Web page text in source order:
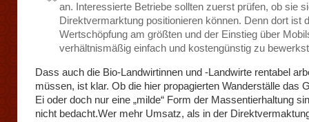
an. Interessierte Betriebe sollten zuerst prüfen, ob sie
Direktvermarktung positionieren können. Denn dort ist
Wertschöpfung am größten und der Einstieg über
verhältnismäßig einfach und kostengünstig zu
Dass auch die Bio-Landwirtinnen und -Landwirte rentabel
müssen, ist klar. Ob die hier propagierten Wanderställe das
Ei oder doch nur eine „milde“ Form der Massentierhaltung
nicht bedacht.Wer mehr Umsatz, als in der